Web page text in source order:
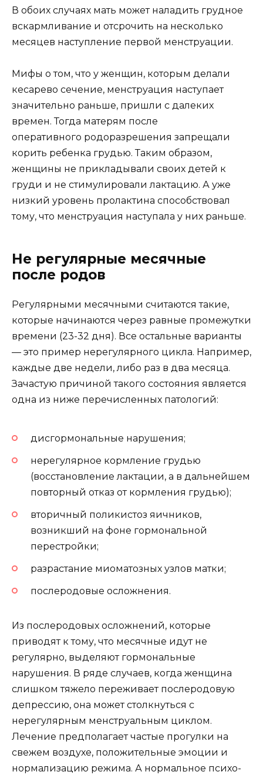
В обоих случаях мать может наладить грудное
вскармливание и отсрочить на несколько
месяцев наступление первой менструации.
Мифы о том, что у женщин, которым делали
кесарево сечение, менструация наступает
значительно раньше, пришли с далеких
времен. Тогда матерям после
оперативного родоразрешения запрещали
корить ребенка грудью. Таким образом,
женщины не прикладывали своих детей к
груди и не стимулировали лактацию. А уже
низкий уровень пролактина способствовал
тому, что менструация наступала у них раньше.
Не регулярные месячные
после родов
Регулярными месячными считаются такие,
которые начинаются через равные промежутки
времени (23-32 дня). Все остальные варианты
— это пример нерегулярного цикла. Например,
каждые две недели, либо раз в два месяца.
Зачастую причиной такого состояния является
одна из ниже перечисленных патологий:
дисгормональные нарушения;
нерегулярное кормление грудью
(восстановление лактации, а в дальнейшем
повторный отказ от кормления грудью);
вторичный поликистоз яичников,
возникший на фоне гормональной
перестройки;
разрастание миоматозных узлов матки;
послеродовые осложнения.
Из послеродовых осложнений, которые
приводят к тому, что месячные идут не
регулярно, выделяют гормональные
нарушения. В ряде случаев, когда женщина
слишком тяжело переживает послеродовую
депрессию, она может столкнуться с
нерегулярным менструальным циклом.
Лечение предполагает частые прогулки на
свежем воздухе, положительные эмоции и
нормализацию режима. А нормальное психо-